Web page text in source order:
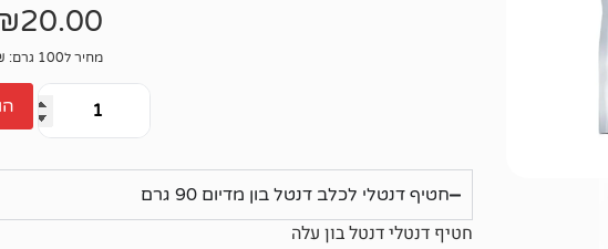
20.00
מחיר ל100 גרם: 22.22₪
חטיף דנטלי לכלב דנטל בון מדיום 90 גרם
חטיף דנטלי דנטל בון עלה